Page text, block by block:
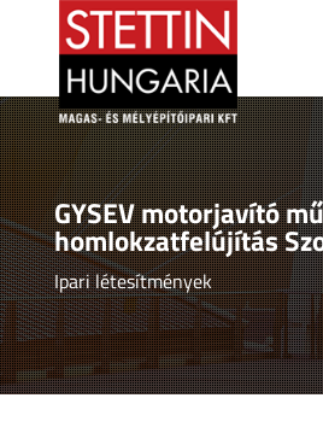
GYSEV motorjavító
homlokzatfelújítás
Ipari létesítmények